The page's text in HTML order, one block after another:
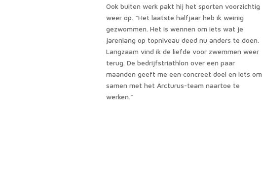
Ook buiten werk pakt hij het sporten voorzichtig
weer op. “Het laatste halfjaar heb ik weinig
gezwommen. Het is wennen om iets wat je
jarenlang op topniveau deed nu anders te doen.
Langzaam vind ik de liefde voor zwemmen weer
terug. De bedrijfstriathlon over een paar
maanden geeft me een concreet doel en iets om
samen met het Arcturus-team naartoe te
werken.”